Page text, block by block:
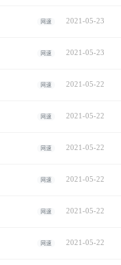
网速 2021-05-23
网速 2021-05-23
网速 2021-05-22
网速 2021-05-22
网速 2021-05-22
网速 2021-05-22
网速 2021-05-22
网速 2021-05-22